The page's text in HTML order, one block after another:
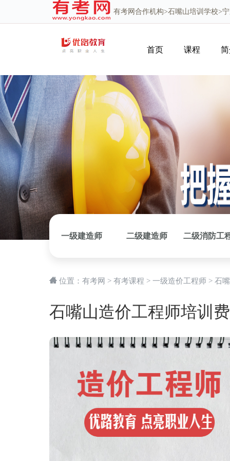
有考网 合作机构>石嘴山培训学校>
首页 课程
一级建造师 二级建造师 二级消防工
位置： 有考网 > 有考课程 > 一级造价工程师 > 石
石嘴山造价工程师培训